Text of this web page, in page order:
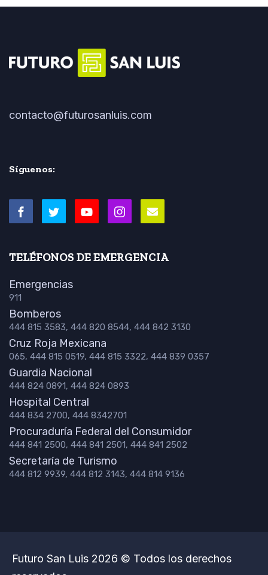
contacto@futurosanluis.com
Síguenos:
TELÉFONOS DE EMERGENCIA
Emergencias
911
Bomberos
444 815 3583, 444 820 8544, 444 842 3130
Cruz Roja Mexicana
065, 444 815 0519, 444 815 3322, 444 839 0357
Guardia Nacional
444 824 0891, 444 824 0893
Hospital Central
444 834 2700, 444 8342701
Procuraduría Federal del Consumidor
444 841 2500, 444 841 2501, 444 841 2502
Secretaría de Turismo
444 812 9939, 444 812 3143, 444 814 9136
Futuro San Luis 2026 © Todos los derechos